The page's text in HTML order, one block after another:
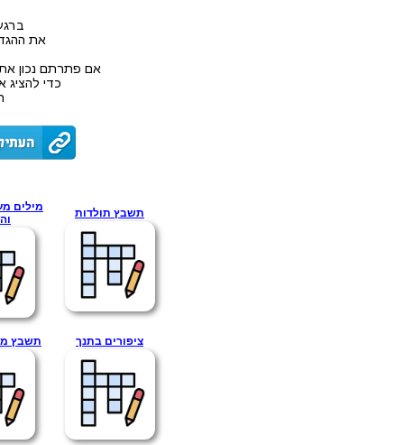
את
אם פתרתם נכון
כדי להציג
תשבץ תולדות
מילים
ציפורים בתנך תשבץ